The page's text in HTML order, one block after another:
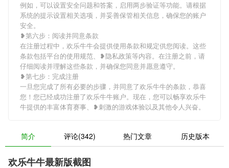
例如，可以设置安全问题和答案，启用两步验证等功能。请根据
系统的提示设置相关选项，并妥善保管相关信息，确保您的账户
安全。
❥第六步：阅读并同意条款
在注册过程中，欢乐牛牛会提供使用条款和规定供您阅读。这些
条款包括平台的使用规范、❥隐私政策等内容。在注册之前，请
仔细阅读并理解这些条款，并确保您同意并愿意遵守。
❥第七步：完成注册
一旦您完成了所有必要的步骤，并同意了欢乐牛牛的条款，恭喜
您！您已经成功注册了欢乐牛牛账户。现在，您可以畅享欢乐牛
牛提供的丰富体育赛事、❥刺激的游戏体验以及其他令人兴奋。
简介 评论(342) 热门文章 历史版本
欢乐牛牛最新版截图